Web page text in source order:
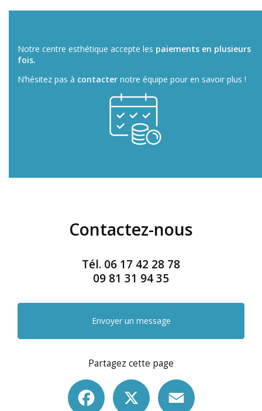
Notre centre esthétique accepte les paiements en plusieurs
fois.
N’hésitez pas à contacter notre équipe pour en savoir plus !
Contactez-nous
Tél. 06 17 42 28 78
09 81 31 94 35
Envoyer un message
Partagez cette page
Facebook